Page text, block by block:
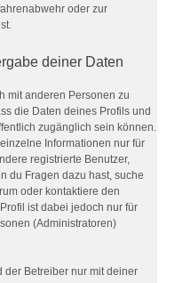
oder zur
deiner Daten
mit anderen Personen zu
die Daten deines Profils und
zugänglich sein können.
Informationen nur für
registrierte Benutzer,
du Fragen dazu hast, suche
oder kontaktiere den
ist dabei jedoch nur für
(Administratoren)
Betreiber nur mit deiner